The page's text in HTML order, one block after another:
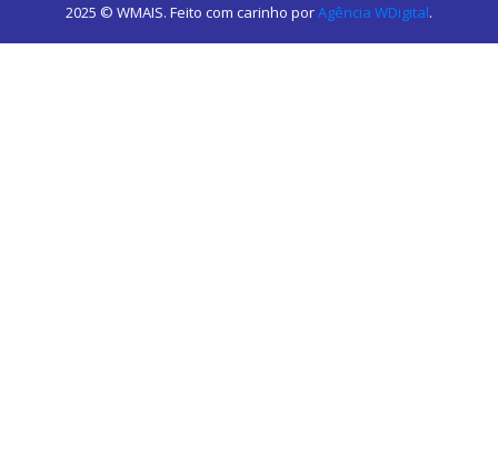
2025 © WMAIS. Feito com carinho porAgência WDigital.